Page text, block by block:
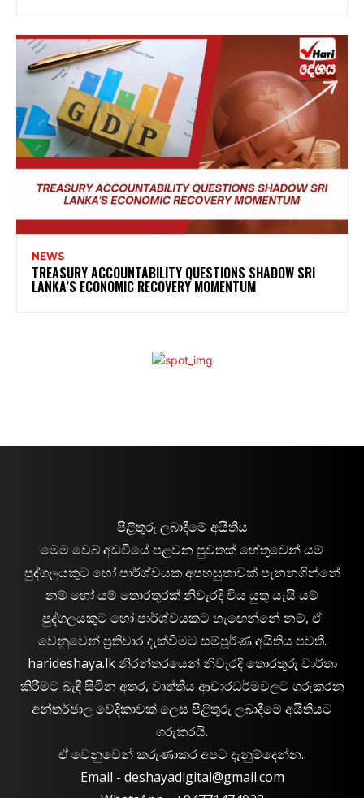
NEWS
TREASURY ACCOUNTABILITY QUESTIONS SHADOW SRI
LANKA’S ECONOMIC RECOVERY MOMENTUM
පිළිතුරු ලබාදීමේ අයිතිය
මෙම වෙබ් අඩවියේ පළවන පුවතක් හේතුවෙන් යම්
පුද්ගලයකුට හෝ පාර්ශ්වයක අපහසුතාවක් පැනනගින්නේ
නම් හෝ යම් තොරතුරක් නිවැරදි විය යුතු යැයි යම්
පුද්ගලයකුට හෝ පාර්ශ්වයකට හැඟෙන්නේ නම්, ඒ
වෙනුවෙන් ප්‍රතිචාර දැක්වීමට සම්පූර්ණ අයිතිය පවතී.
harideshaya.lk නිරන්තරයෙන් නිවැරදි තොරතුරු වාර්තා
කිරීමට බැඳී සිටින අතර, වෘත්තීය ආචාරධර්මවලට ගරුකරන
අන්තර්ජාල වේදිකාවක් ලෙස පිළිතුරු ලබාදීමේ අයිතියට
ගරුකරයි.
ඒ වෙනුවෙන් කරුණාකර අපට දැනුම්දෙන්න..
Email - deshayadigital@gmail.com